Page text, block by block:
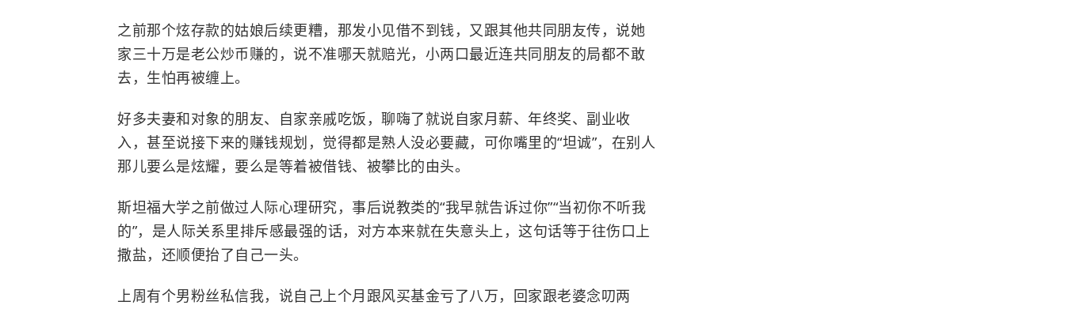
之前那个炫存款的姑娘后续更糟，那发小见借不到钱，又跟其他共同朋友传，说她
家三十万是老公炒币赚的，说不准哪天就赔光，小两口最近连共同朋友的局都不敢
去，生怕再被缠上。
好多夫妻和对象的朋友、自家亲戚吃饭，聊嗨了就说自家月薪、年终奖、副业收
入，甚至说接下来的赚钱规划，觉得都是熟人没必要藏，可你嘴里的“坦诚”，在别人
那儿要么是炫耀，要么是等着被借钱、被攀比的由头。
斯坦福大学之前做过人际心理研究，事后说教类的“我早就告诉过你”“当初你不听我
的”，是人际关系里排斥感最强的话，对方本来就在失意头上，这句话等于往伤口上
撒盐，还顺便抬了自己一头。
上周有个男粉丝私信我，说自己上个月跟风买基金亏了八万，回家跟老婆念叨两